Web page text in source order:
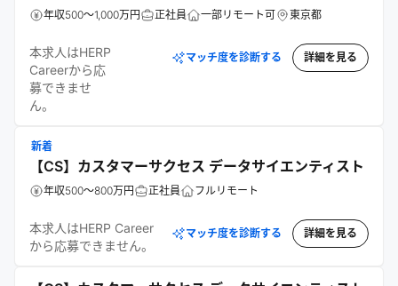
年収500～1,000万円 正社員 一部リモート可 東京都
本求人はHERP
Careerから応
募できませ
ん。
マッチ度を診断する 詳細を見る
新着
【CS】カスタマーサクセス データサイエンティスト
年収500～800万円 正社員 フルリモート
本求人はHERP Career
から応募できません。
マッチ度を診断する 詳細を見る